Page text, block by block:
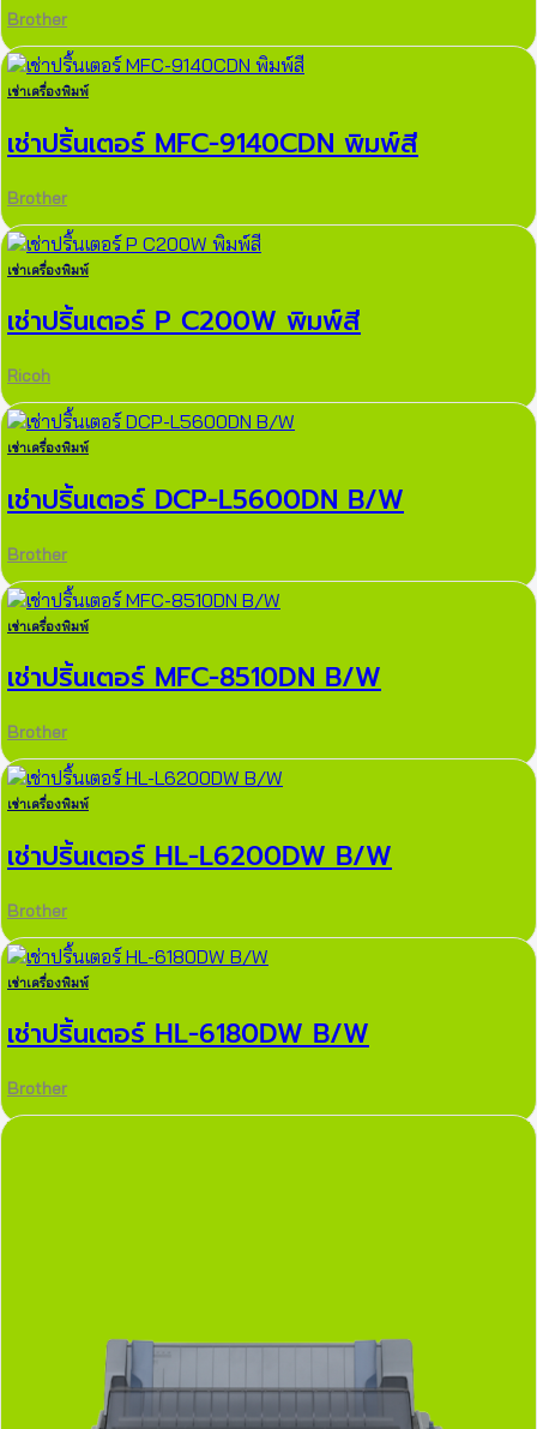
Brother
เช่าเครื่องพิมพ์
เช่าปริ้นเตอร์ MFC-9140CDN พิมพ์สี
Brother
เช่าเครื่องพิมพ์
เช่าปริ้นเตอร์ P C200W พิมพ์สี
Ricoh
เช่าเครื่องพิมพ์
เช่าปริ้นเตอร์ DCP-L5600DN B/W
Brother
เช่าเครื่องพิมพ์
เช่าปริ้นเตอร์ MFC-8510DN B/W
Brother
เช่าเครื่องพิมพ์
เช่าปริ้นเตอร์ HL-L6200DW B/W
Brother
เช่าเครื่องพิมพ์
เช่าปริ้นเตอร์ HL-6180DW B/W
Brother